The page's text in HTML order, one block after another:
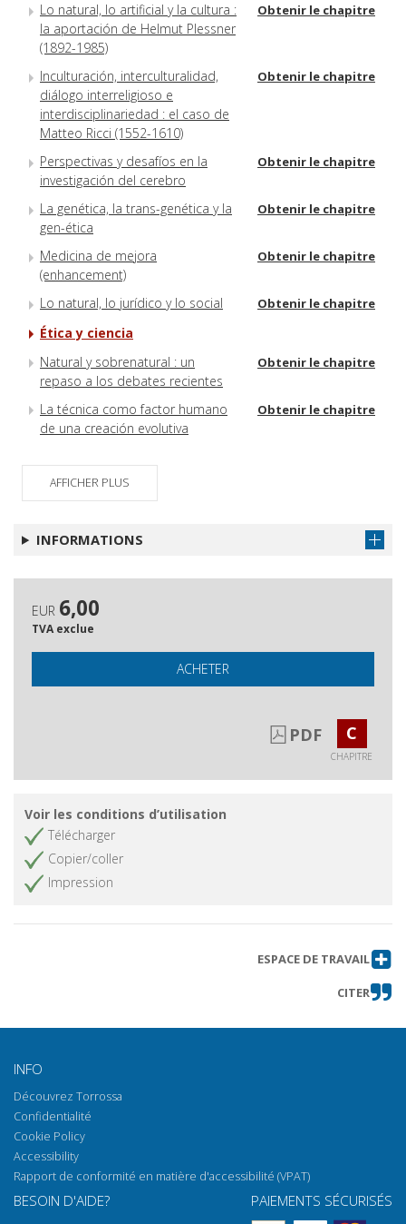
Lo natural, lo artificial y la cultura :
la aportación de Helmut Plessner
(1892-1985)
Obtenir le chapitre
Inculturación, interculturalidad,
diálogo interreligioso e
interdisciplinariedad : el caso de
Matteo Ricci (1552-1610)
Obtenir le chapitre
Perspectivas y desafíos en la
investigación del cerebro
Obtenir le chapitre
La genética, la trans-genética y la
gen-ética
Obtenir le chapitre
Medicina de mejora
(enhancement)
Obtenir le chapitre
Lo natural, lo jurídico y lo social Obtenir le chapitre
Ética y ciencia
Natural y sobrenatural : un
repaso a los debates recientes
Obtenir le chapitre
La técnica como factor humano
de una creación evolutiva
Obtenir le chapitre
AFFICHER PLUS
INFORMATIONS
EUR 6,00
TVA exclue
ACHETER
PDF C
CHAPITRE
Voir les conditions d’utilisation
Télécharger
Copier/coller
Impression
ESPACE DE TRAVAIL
CITER
INFO
Découvrez Torrossa
Confidentialité
Cookie Policy
Accessibility
Rapport de conformité en matière d'accessibilité (VPAT)
BESOIN D'AIDE? PAIEMENTS SÉCURISÉS